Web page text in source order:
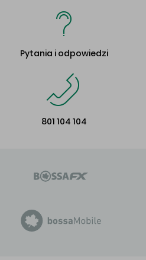
Pytania i odpowiedzi
801 104 104